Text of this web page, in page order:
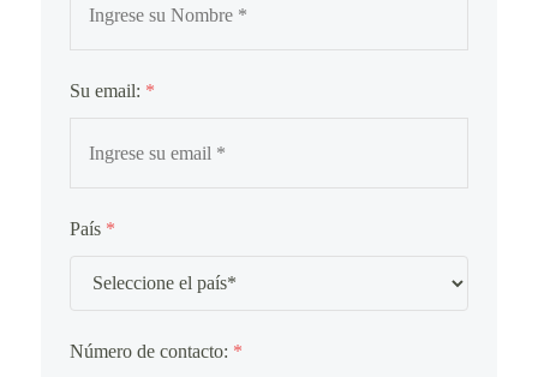
Su email: *
País *
Número de contacto: *